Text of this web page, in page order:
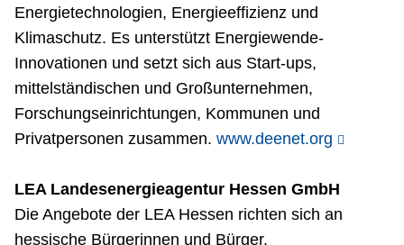
Energietechnologien, Energieeffizienz und
Klimaschutz. Es unterstützt Energiewende-
Innovationen und setzt sich aus Start-ups,
mittelständischen und Großunternehmen,
Forschungseinrichtungen, Kommunen und
Privatpersonen zusammen. www.deenet.org
LEA Landesenergieagentur Hessen GmbH
Die Angebote der LEA Hessen richten sich an
hessische Bürgerinnen und Bürger,